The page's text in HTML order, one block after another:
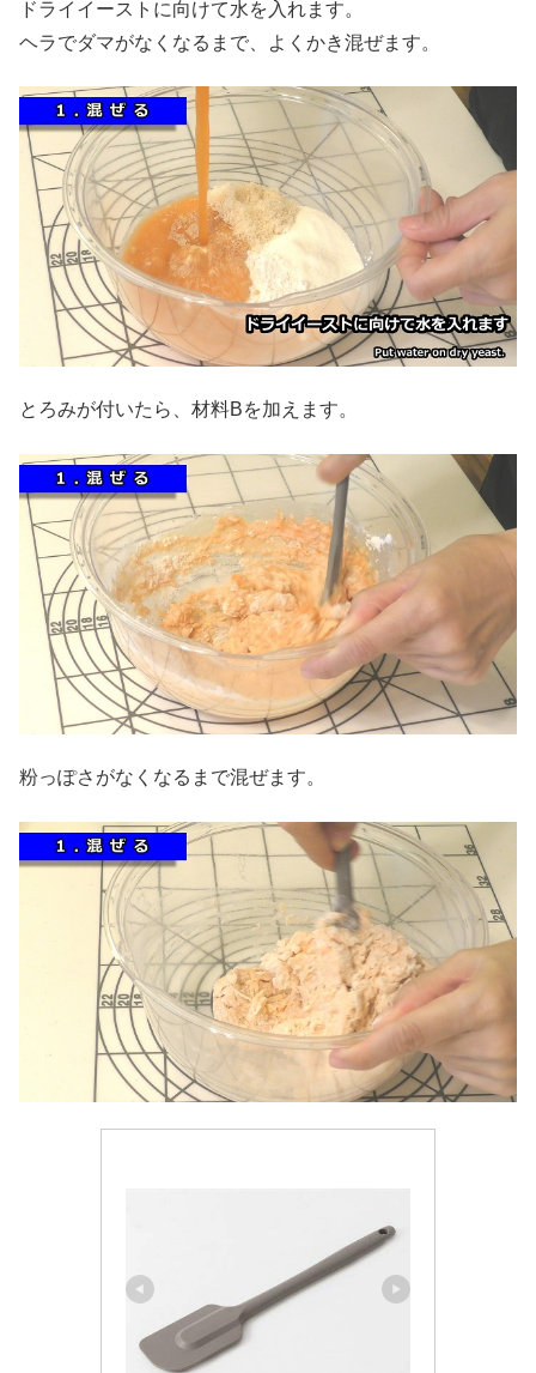
ドライイーストに向けて水を入れます。
ヘラでダマがなくなるまで、よくかき混ぜます。
とろみが付いたら、材料Bを加えます。
粉っぽさがなくなるまで混ぜます。